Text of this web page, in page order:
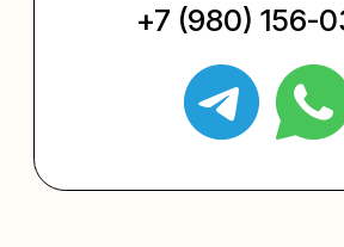
Sospeso wrap
О нас
Услуги
Каталог